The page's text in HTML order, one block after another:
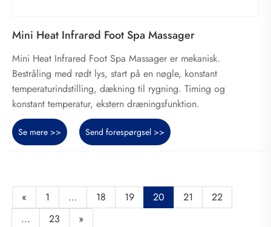
Mini Heat Infrarød Foot Spa Massager
Mini Heat Infrared Foot Spa Massager er mekanisk.
Bestråling med rødt lys, start på en nøgle, konstant
temperaturindstilling, dækning til rygning. Timing og
konstant temperatur, ekstern dræningsfunktion.
Se mere >> Send forespørgsel >>
« 1 ... 18 19 20 21
22
...
23 »